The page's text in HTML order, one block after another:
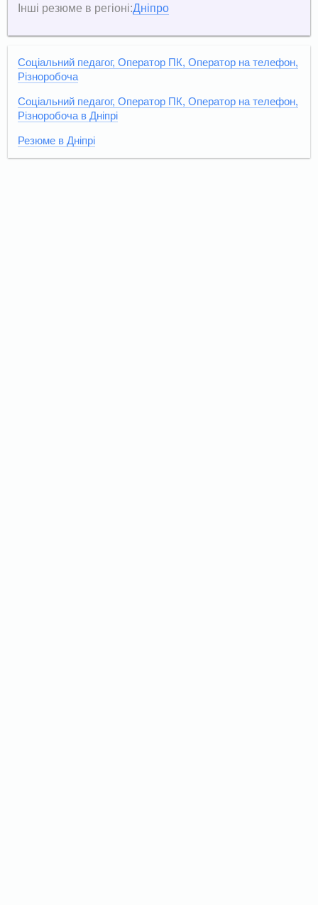
Інші резюме в регіоні:Дніпро
Соціальний педагог, Оператор ПК, Оператор на телефон,
Різноробоча
Соціальний педагог, Оператор ПК, Оператор на телефон,
Різноробоча в Дніпрі
Резюме в Дніпрі